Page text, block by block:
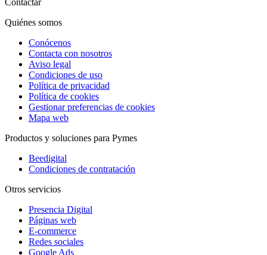
Contactar
Quiénes somos
Conócenos
Contacta con nosotros
Aviso legal
Condiciones de uso
Política de privacidad
Política de cookies
Gestionar preferencias de cookies
Mapa web
Productos y soluciones para Pymes
Beedigital
Condiciones de contratación
Otros servicios
Presencia Digital
Páginas web
E-commerce
Redes sociales
Google Ads